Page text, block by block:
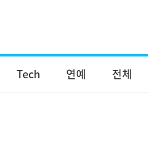
Tech 연예 전체